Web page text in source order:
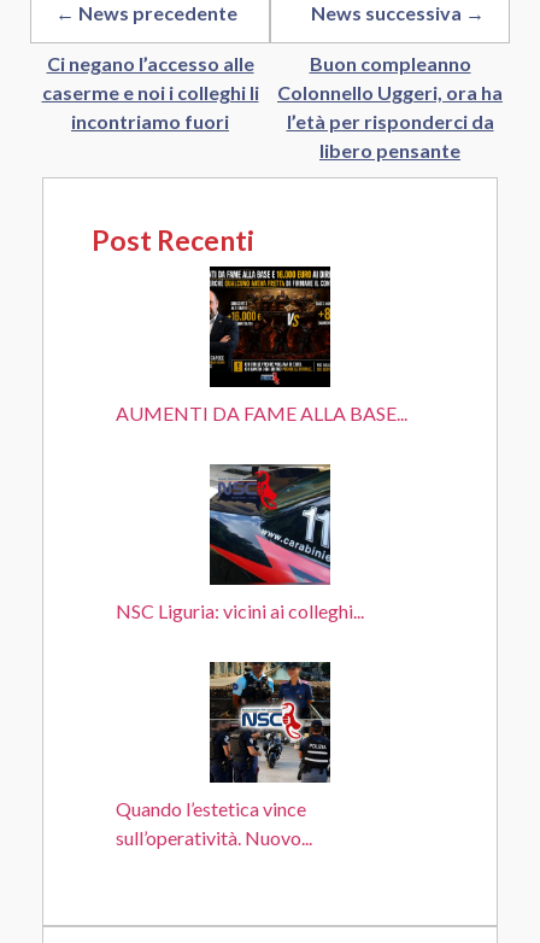
← News precedente
Ci negano l’accesso alle
caserme e noi i colleghi li
incontriamo fuori
News successiva →
Buon compleanno
Colonnello Uggeri, ora ha
l’età per risponderci da
libero pensante
Post Recenti
AUMENTI DA FAME ALLA BASE...
NSC Liguria: vicini ai colleghi...
Quando l’estetica vince
sull’operatività. Nuovo...